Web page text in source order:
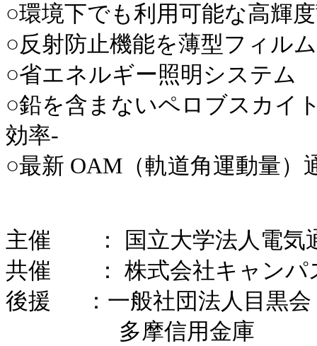
○環境下でも利用可能な高輝
○反射防止機能を薄型フィル
○省エネルギー照明システム
○鉛を含まないペロブスカイ
効率-
○最新 OAM（軌道角運動量）
主催 ： 国立大学法人電気
共催 ： 株式会社キャンパ
後援 ：一般社団法人目黒会
多摩信用金庫